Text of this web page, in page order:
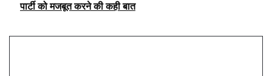
पार्टी को मजबूत करने की कही बात